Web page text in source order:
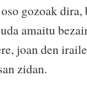
gozoak
amaitu
joan den
zidan.